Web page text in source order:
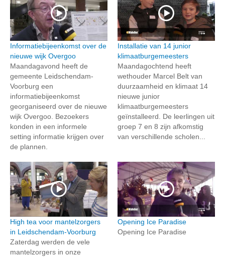
Informatiebijeenkomst over de
nieuwe wijk Overgoo
Maandagavond heeft de
gemeente Leidschendam-
Voorburg een
informatiebijeenkomst
georganiseerd over de nieuwe
wijk Overgoo. Bezoekers
konden in een informele
setting informatie krijgen over
de plannen.
Installatie van 14 junior
klimaatburgemeesters
Maandagochtend heeft
wethouder Marcel Belt van
duurzaamheid en klimaat 14
nieuwe junior
klimaatburgemeesters
geïnstalleerd. De leerlingen uit
groep 7 en 8 zijn afkomstig
van verschillende scholen...
High tea voor mantelzorgers
in Leidschendam-Voorburg
Zaterdag werden de vele
mantelzorgers in onze
Opening Ice Paradise
Opening Ice Paradise